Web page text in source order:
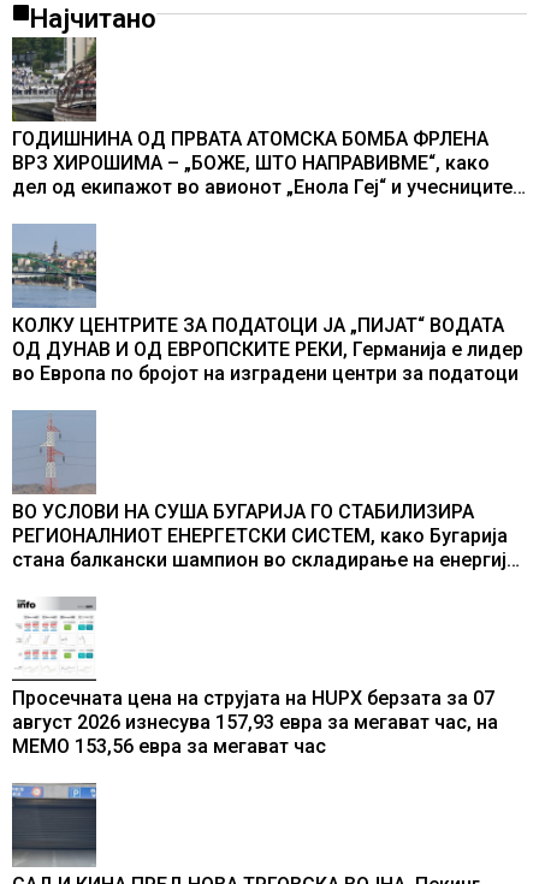
Најчитано
ГОДИШНИНА ОД ПРВАТА АТОМСКА БОМБА ФРЛЕНА
ВРЗ ХИРОШИМА – „БОЖЕ, ШТО НАПРАВИВМЕ“, како
дел од екипажот во авионот „Енола Геј“ и учесниците
промени текот на историјата
КОЛКУ ЦЕНТРИТЕ ЗА ПОДАТОЦИ ЈА „ПИЈАТ“ ВОДАТА
ОД ДУНАВ И ОД ЕВРОПСКИТЕ РЕКИ, Германија е лидер
во Европа по бројот на изградени центри за податоци
ВО УСЛОВИ НА СУША БУГАРИЈА ГО СТАБИЛИЗИРА
РЕГИОНАЛНИОТ ЕНЕРГЕТСКИ СИСТЕМ, како Бугарија
стана балкански шампион во складирање на енергија
Просечната цена на струјата на HUPX берзата за 07
август 2026 изнесува 157,93 евра за мегават час, на
МЕМО 153,56 евра за мегават час